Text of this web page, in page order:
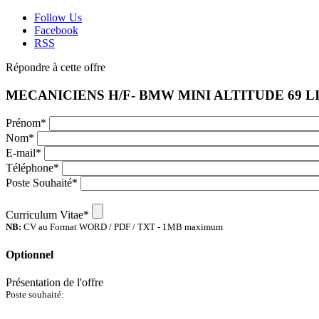
Follow Us
Facebook
RSS
Répondre à cette offre
MECANICIENS H/F- BMW MINI ALTITUDE 69
Prénom*
Nom*
E-mail*
Téléphone*
Poste Souhaité*
Curriculum Vitae*
NB: CV au Format WORD / PDF / TXT - 1MB maximum
Optionnel
Présentation de l'offre
Poste souhaité: